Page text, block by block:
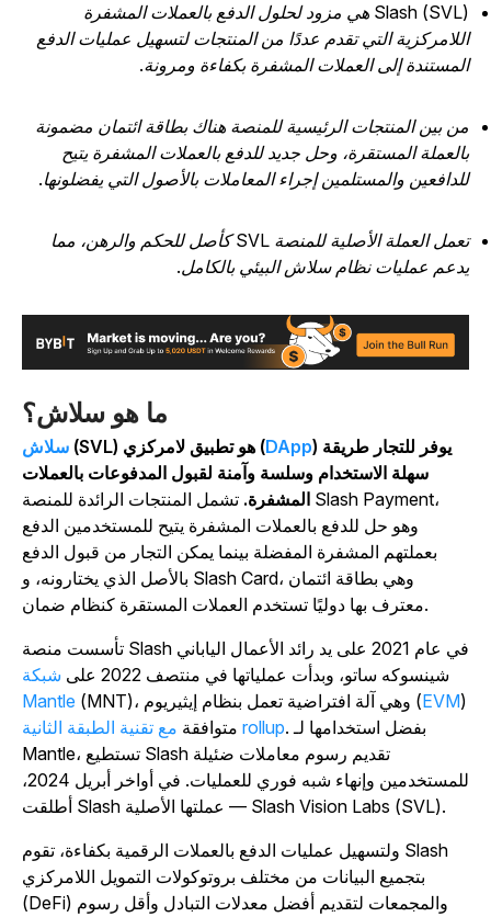
Slash (SVL) هي مزود لحلول الدفع بالعملات المشفرة
التي تقدم عددًا من المنتجات لتسهيل عمليات الدفع
إلى العملات المشفرة بكفاءة ومرونة.
بين المنتجات الرئيسية للمنصة هناك بطاقة ائتمان مضمونة
المستقرة، وحل جديد للدفع بالعملات المشفرة يتيح
والمستلمين إجراء المعاملات بالأصول التي يفضلونها.
تعمل العملة الأصلية للمنصة SVL كأصل للحكم والرهن، مما
عمليات نظام سلاش البيئي بالكامل.
ما هو سلاش؟
سلاش (SVL) هو تطبيق لامركزي (DApp) يوفر للتجار طريقة
سهلة الاستخدام وسلسة وآمنة لقبول المدفوعات بالعملات
المشفرة.تشمل المنتجات الرائدة للمنصة Slash Payment،
وهو حل للدفع بالعملات المشفرة يتيح للمستخدمين الدفع
بعملتهم المشفرة المفضلة بينما يمكن التجار من قبول الدفع
بالأصل الذي يختارونه، و Slash Card، وهي بطاقة ائتمان
تأسست منصة Slash في عام 2021 على يد رائد الأعمال الياباني
شينسوكه ساتو، وبدأت عملياتها في منتصف 2022 على
شبكة
Mantle
(MNT)، وهي آلة افتراضية تعمل بنظام إيثيريوم (EVM
متوافقةمع تقنية الطبقة الثانية rollup. بفضل استخدامها لـ
Mantle، تستطيع Slash تقديم رسوم معاملات ضئيلة
للمستخدمين وإنهاء شبه فوري للعمليات. في أواخر أبريل 2024،
أطلقت Slash عملتها الأصلية — Slash Vision Labs (SVL).
ولتسهيل عمليات الدفع بالعملات الرقمية بكفاءة، تقوم Slash
بتجميع البيانات من مختلف بروتوكولات التمويل اللامركزي
(DeFi) والمجمعات لتقديم أفضل معدلات التبادل وأقل رسوم